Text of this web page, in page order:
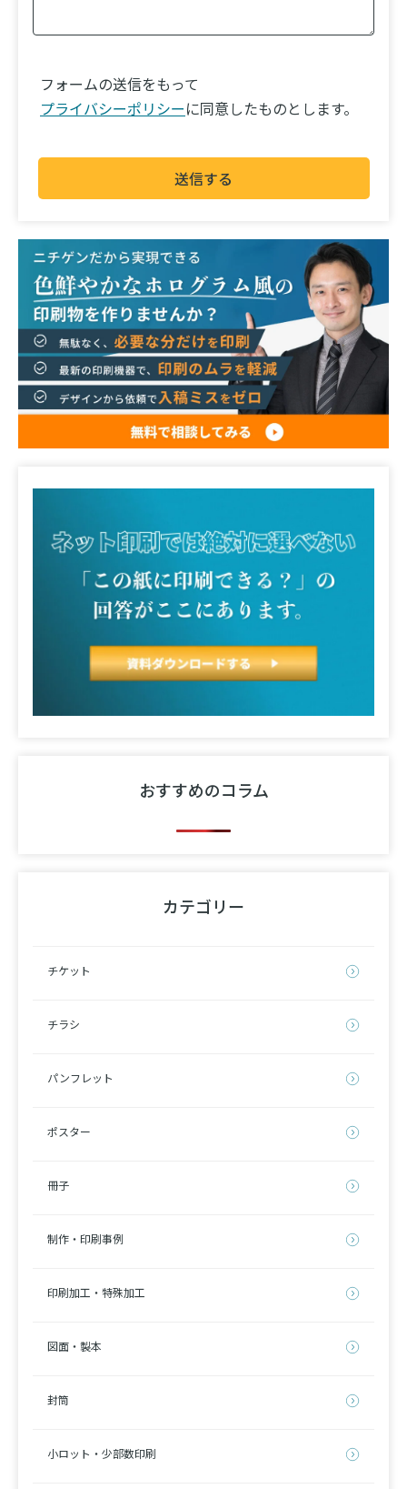
フォームの送信をもって
プライバシーポリシーに同意したものとします。
おすすめのコラム
カテゴリー
チケット
チラシ
パンフレット
ポスター
冊子
制作・印刷事例
印刷加工・特殊加工
図面・製本
封筒
小ロット・少部数印刷